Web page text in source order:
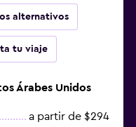
alternativos
tu viaje
Árabes Unidos
a partir de $294